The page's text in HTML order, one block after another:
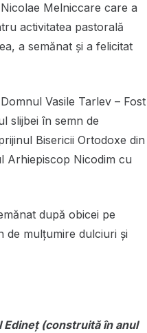
Melniccare care a
activitatea pastorală
a semănat și a felicitat
Vasile Tarlev – Fost
slijbei în semn de
Bisericii Ortodoxe din
Arhiepiscop Nicodim cu
după obicei pe
de mulțumire dulciuri și
Edineţ (construită în anul